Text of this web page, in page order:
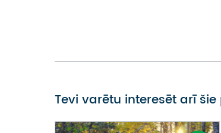
Tevi varētu interesēt arī